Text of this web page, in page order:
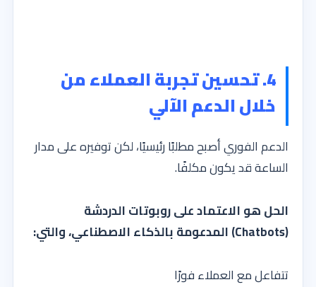
4. تحسين تجربة العملاء من
خلال الدعم الآلي
الدعم الفوري أصبح مطلبًا رئيسيًا، لكن توفيره على مدار
الساعة قد يكون مكلفًا.
الحل هو الاعتماد على روبوتات الدردشة
(Chatbots) المدعومة بالذكاء الاصطناعي، والتي:
تتفاعل مع العملاء فورًا